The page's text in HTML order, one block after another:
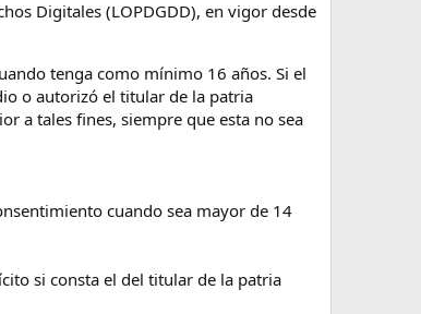
Digitales (LOPDGDD), en vigor desde
tenga como mínimo 16 años. Si el
o autorizó el titular de la patria
a tales fines, siempre que esta no sea
cuando sea mayor de 14
si consta el del titular de la patria